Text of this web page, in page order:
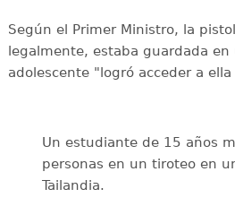
Según el Primer Ministro, la
legalmente, estaba guardada en
adolescente "logró acceder a
Un estudiante de 15 años
personas en un tiroteo en
Tailandia.